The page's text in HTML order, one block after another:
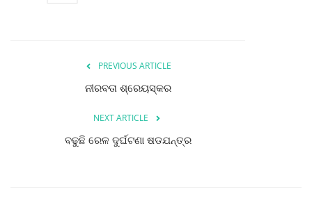
PREVIOUS ARTICLE
ନୀରବତା ଶ୍ରେୟସ୍କର
NEXT ARTICLE
ବଢୁଛି ରେଳ ଦୁର୍ଘଟଣା ଷଡଯନ୍ତ୍ର